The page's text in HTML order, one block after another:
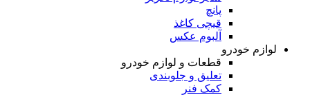
پانچ
قیچی کاغذ
آلبوم عکس
لوازم خودرو
قطعات و لوازم خودرو
تعلیق و جلوبندی
کمک فنر